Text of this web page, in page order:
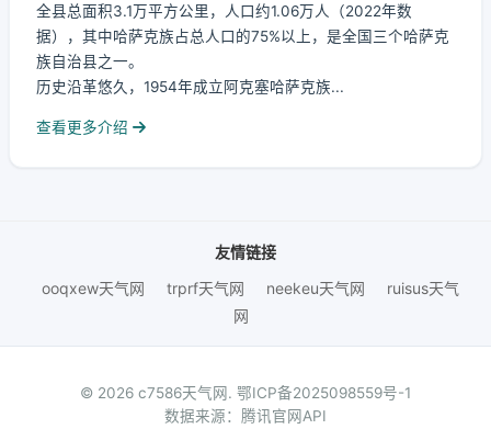
全县总面积3.1万平方公里，人口约1.06万人（2022年数
据），其中哈萨克族占总人口的75%以上，是全国三个哈萨克
族自治县之一。
历史沿革悠久，1954年成立阿克塞哈萨克族...
查看更多介绍
友情链接
ooqxew天气网
trprf天气网 neekeu天气网
ruisus天气
网
© 2026 c7586天气网. 鄂ICP备2025098559号-1
数据来源：腾讯官网API